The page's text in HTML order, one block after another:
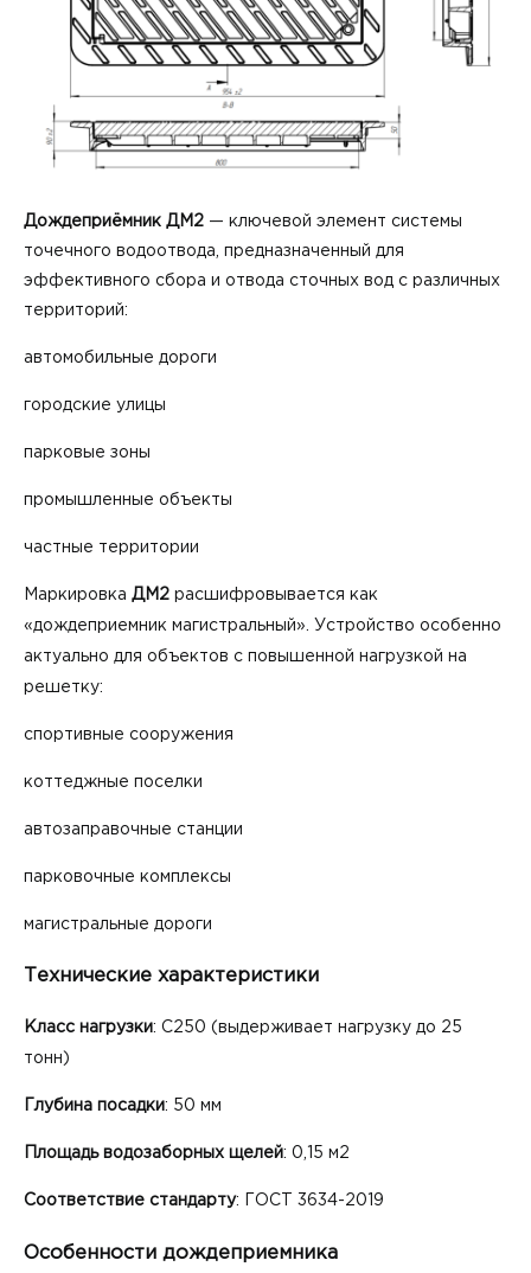
Дождеприёмник ДМ2 — ключевой элемент системы
точечного водоотвода, предназначенный для
эффективного сбора и отвода сточных вод с различных
территорий:
автомобильные дороги
городские улицы
парковые зоны
промышленные объекты
частные территории
Маркировка ДМ2 расшифровывается как
«дождеприемник магистральный». Устройство особенно
актуально для объектов с повышенной нагрузкой на
решетку:
спортивные сооружения
коттеджные поселки
автозаправочные станции
парковочные комплексы
магистральные дороги
Технические характеристики
Класс нагрузки: С250 (выдерживает нагрузку до 25
тонн)
Глубина посадки: 50 мм
Площадь водозаборных щелей: 0,15 м2
Соответствие стандарту: ГОСТ 3634-2019
Особенности дождеприемника